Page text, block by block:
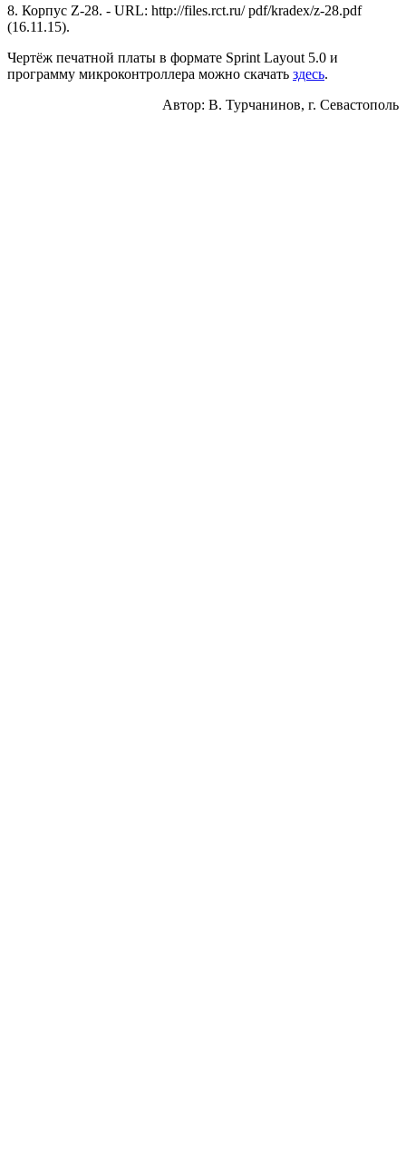
8. Корпус Z-28. - URL: http://files.rct.ru/ pdf/kradex/z-28.pdf
(16.11.15).
Чертёж печатной платы в формате Sprint Layout 5.0 и
программу микроконтроллера можно скачать здесь.
Автор: В. Турчанинов, г. Севастополь